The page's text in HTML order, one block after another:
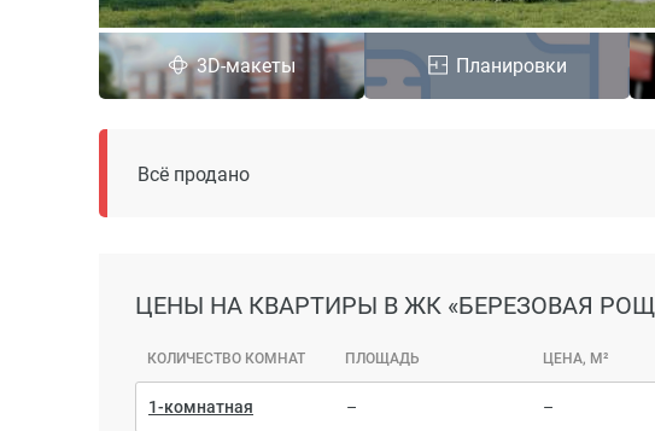
3D-макеты Планировки
Всё продано
ЦЕНЫ НА КВАРТИРЫ В ЖК «БЕРЕЗОВАЯ
КОЛИЧЕСТВО КОМНАТ ПЛОЩАДЬ ЦЕНА, М²
1-комнатная – –